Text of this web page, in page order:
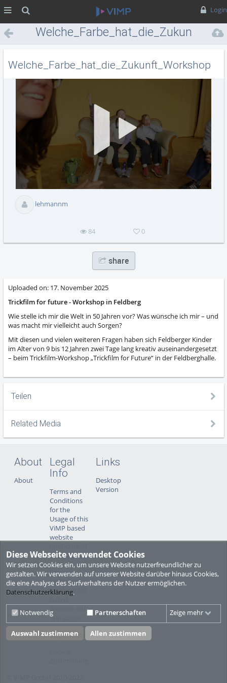
Login
Diese Webseite verwendet Cookies
Wir setzen Cookies ein, um unsere Website nutzerfreundlicher zu
gestalten. Wir verwenden auf unserer Website darüber hinaus Cookies,
die eine Analyse des Surfverhaltens der Nutzer ermöglichen.
Datenschutzerklärung.
Notwendig Partnerschaften Zeige mehr
Auswahl zustimmen Allen zustimmen
Welche_Farbe_hat_die_Zukunft_Workshop
lehmannm
84 0
share
Uploaded on: 17. November 2025
Trickfilm for future - Workshop in Feldberg
Wie stelle ich mir die Welt in 50 Jahren vor? Was wünsche ich mir – und
was macht mir vielleicht auch Sorgen?
Mit diesen und vielen weiteren Fragen haben sich Feldberger Kinder
im Alter von 9 bis 12 Jahren zwei Tage lang kreativ auseinandergesetzt
– beim Trickfilm-Workshop „Trickfilm for Future“ in der Feldberghalle.
Teilen
Related Media
About
About
Legal
Info
Terms and
Conditions
for the
Usage of this
ViMP based
website
sub-pages)
Privacy
Statement
for this ViMP
Website incl.
Sub-pages
Legal notice
Links
Desktop
Version